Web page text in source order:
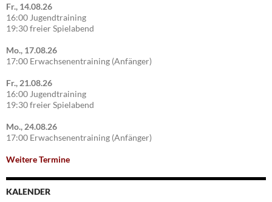
Fr., 14.08.26
16:00 Jugendtraining
19:30 freier Spielabend
Mo., 17.08.26
17:00 Erwachsenentraining (Anfänger)
Fr., 21.08.26
16:00 Jugendtraining
19:30 freier Spielabend
Mo., 24.08.26
17:00 Erwachsenentraining (Anfänger)
Weitere Termine
KALENDER